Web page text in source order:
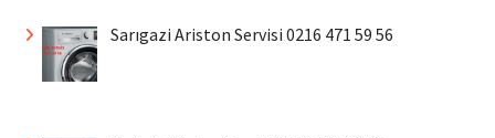
Sarıgazi Ariston Servisi 0216 471 59 56